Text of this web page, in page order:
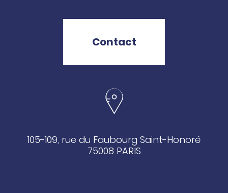
Contact
105-109, rue du Faubourg Saint-Honoré
75008 PARIS